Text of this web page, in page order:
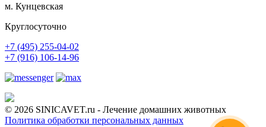
м. Кунцевская
Круглосуточно
+7 (495) 255-04-02
+7 (916) 106-14-96
© 2026 SINICAVET.ru - Лечение домашних животных
Политика обработки персональных данных